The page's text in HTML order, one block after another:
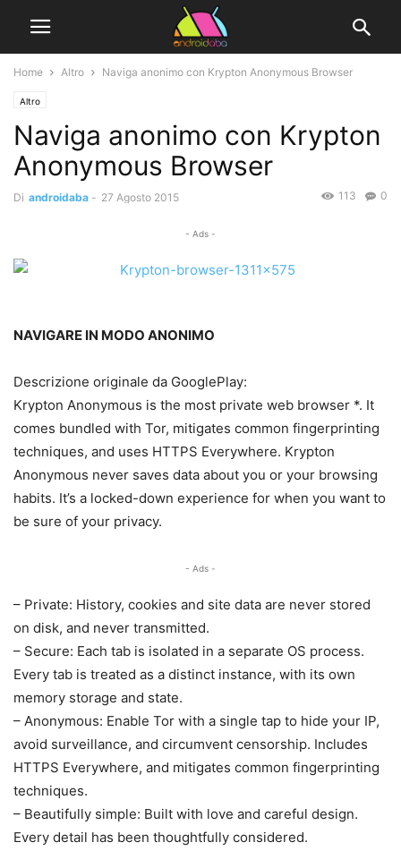
Home Altro Naviga anonimo con Krypton Anonymous Browser
Altro
Naviga anonimo con Krypton
Anonymous Browser
Di androidaba - 27 Agosto 2015 0
113
- Ads -
NAVIGARE IN MODO ANONIMO
Descrizione originale da GooglePlay:
Krypton Anonymous is the most private web browser *. It
comes bundled with Tor, mitigates common fingerprinting
techniques, and uses HTTPS Everywhere. Krypton
Anonymous never saves data about you or your browsing
habits. It’s a locked-down experience for when you want to
be sure of your privacy.
- Ads -
– Private: History, cookies and site data are never stored
on disk, and never transmitted.
– Secure: Each tab is isolated in a separate OS process.
Every tab is treated as a distinct instance, with its own
memory storage and state.
– Anonymous: Enable Tor with a single tap to hide your IP,
avoid surveillance, and circumvent censorship. Includes
HTTPS Everywhere, and mitigates common fingerprinting
techniques.
– Beautifully simple: Built with love and careful design.
Every detail has been thoughtfully considered.